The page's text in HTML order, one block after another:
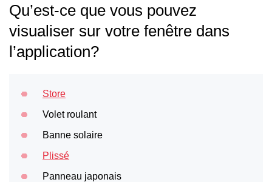
Qu’est-ce que vous pouvez
visualiser sur votre fenêtre dans
l’application?
Store
Volet roulant
Banne solaire
Plissé
Panneau japonais